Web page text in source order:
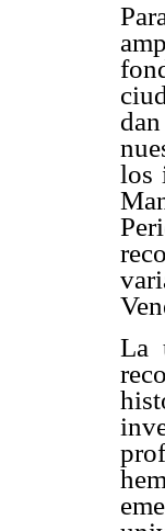
los
La